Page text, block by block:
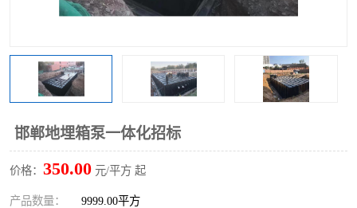
邯郸地埋箱泵一体化招标
价格： 350.00 元/平方 起
产品数量： 9999.00平方